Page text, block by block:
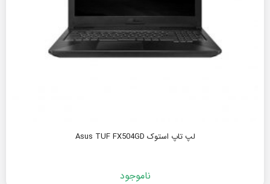
لپ تاپ استوک Asus TUF FX504GD
ناموجود